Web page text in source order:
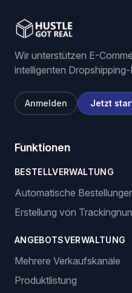
Wir unterstützen E-
intelligenten
Anmelden Jetzt
Funktionen
BESTELLVERWALTUNG
Automatische
Erstellung von
ANGEBOTSVERWALTUNG
Mehrere Verkaufskanäle
Produktlistung